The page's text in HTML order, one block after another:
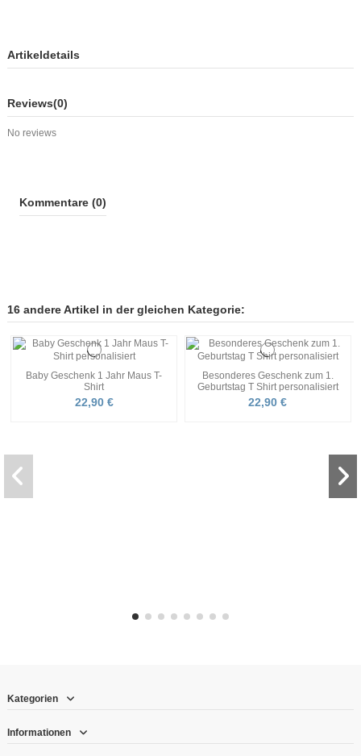
Artikeldetails
Reviews(0)
No reviews
Kommentare (0)
16 andere Artikel in der gleichen Kategorie:
Baby Geschenk 1 Jahr Maus T-
Shirt
22,90 €
Besonderes Geschenk zum 1.
Geburtstag T Shirt personalisiert
22,90 €
Kategorien
Informationen